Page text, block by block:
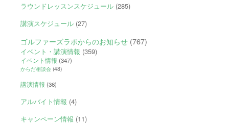
ラウンドレッスンスケジュール(285)
講演スケジュール(27)
ゴルファーズラボからのお知らせ(767)
イベント・講演情報 (359)
イベント情報 (347)
からだ相談会(48)
講演情報 (36)
アルバイト情報 (4)
キャンペーン情報 (11)